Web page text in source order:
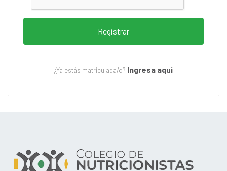
Registrar
¿Ya estás matriculada/o? Ingresa aquí